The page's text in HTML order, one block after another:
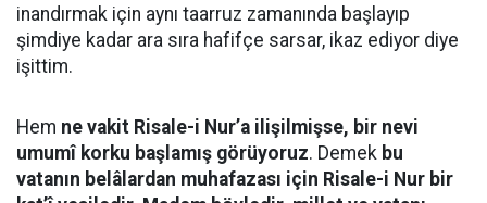
inandırmak için aynı taarruz zamanında başlayıp
şimdiye kadar ara sıra hafifçe sarsar, ikaz ediyor diye
işittim.
Hem ne vakit Risale-i Nur’a ilişilmişse, bir nevi
umumî korku başlamış görüyoruz. Demek bu
vatanın belâlardan muhafazası için Risale-i Nur bir